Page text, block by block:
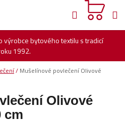
výrobce bytového textilu s tradicí
1992.
Hledat
/ Mušelínové povlečení Olivové
Olivové
cm